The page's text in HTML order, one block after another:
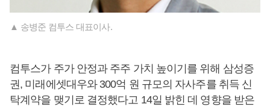
▲ 송병준 컴투스 대표이사.
컴투스가 주가 안정과 주주 가치 높이기를 위해 삼성증
권, 미래에셋대우와 300억 원 규모의 자사주를 취득 신
탁계약을 맺기로 결정했다고 14일 밝힌 데 영향을 받은